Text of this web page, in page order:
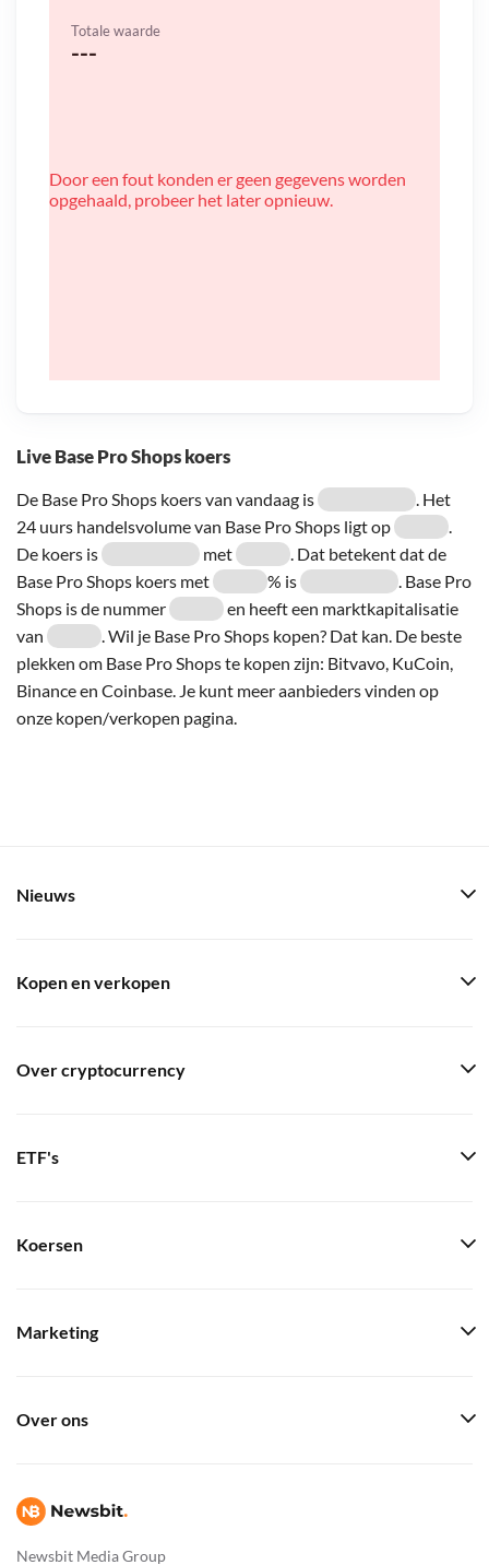
Live Base Pro Shops koers
De Base Pro Shops koers van vandaag is
. Het
24 uurs handelsvolume van Base Pro Shops ligt op
.
De koers is
met
. Dat betekent dat de
Base Pro Shops koers met
% is
. Base Pro
Shops is de nummer
en heeft een marktkapitalisatie
van
. Wil je Base Pro Shops kopen? Dat kan. De beste
plekken om Base Pro Shops te kopen zijn: Bitvavo, KuCoin,
Binance en Coinbase. Je kunt meer aanbieders vinden op
onze kopen/verkopen pagina.
Totale waarde
---
Door een fout konden er geen gegevens worden
opgehaald, probeer het later opnieuw.
Newsbit Media Group
Nieuws
Kopen en verkopen
Over cryptocurrency
ETF's
Koersen
Marketing
Over ons